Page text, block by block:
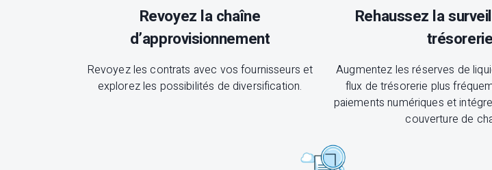
Revoyez la chaîne
d’approvisionnement
Revoyez les contrats avec vos fournisseurs et
explorez les possibilités de diversification.
Rehaussez la
trésorerie
Augmentez les réserves de
flux de trésorerie plus
paiements numériques et
couverture de